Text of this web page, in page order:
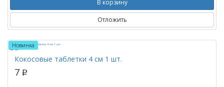
В корзину
Отложить
Новинка
Кокосовые таблетки 4 см 1 шт.
7 p